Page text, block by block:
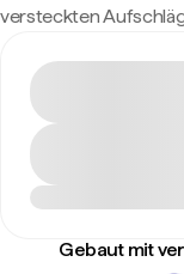
versteckten
Gebaut mit